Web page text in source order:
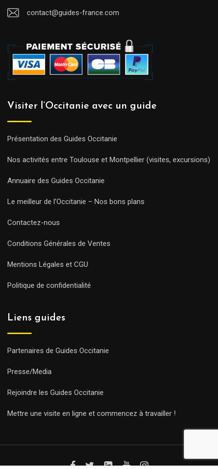
contact@guides-france.com
Visiter l’Occitanie avec un guide
Présentation des Guides Occitanie
Nos activités entre Toulouse et Montpellier (visites, excursions)
Annuaire des Guides Occitanie
Le meilleur de l’Occitanie – Nos bons plans
Contactez-nous
Conditions Générales de Ventes
Mentions Légales et CGU
Politique de confidentialité
Liens guides
Partenaires de Guides Occitanie
Presse/Media
Rejoindre les Guides Occitanie
Mettre une visite en ligne et commencez à travailler !